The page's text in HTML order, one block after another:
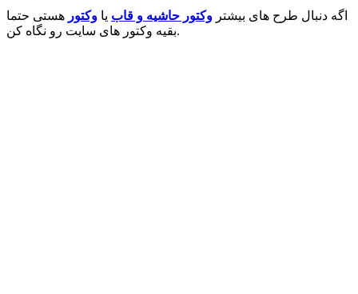
اگه دنبال طرح های بیشتر وکتور حاشیه و قاب یا وکتور هستی حتما
بقیه وکتور های سایت رو نگاه کن.